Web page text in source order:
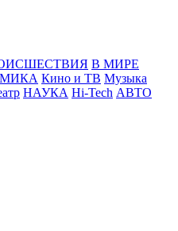
В МИРЕ
Кино и ТВ Музыка
НАУКА Hi-Tech АВТО